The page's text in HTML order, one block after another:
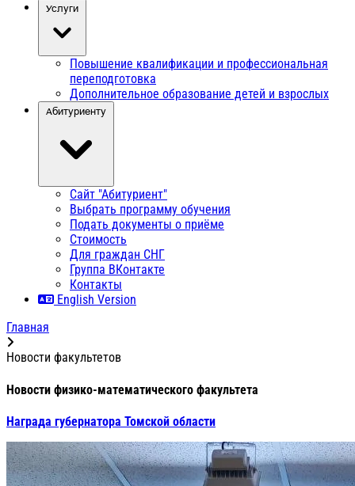
Услуги
Повышение квалификации и профессиональная
переподготовка
Дополнительное образование детей и взрослых
Абитуриенту
Сайт "Абитуриент"
Выбрать программу обучения
Подать документы о приёме
Стоимость
Для граждан СНГ
Группа ВКонтакте
Контакты
English Version
Главная
Новости факультетов
Новости физико-математического факультета
Награда губернатора Томской области